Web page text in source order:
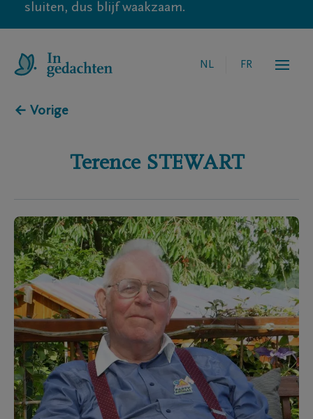
sluiten, dus blijf waakzaam.
NL FR
← Vorige
Terence STEWART